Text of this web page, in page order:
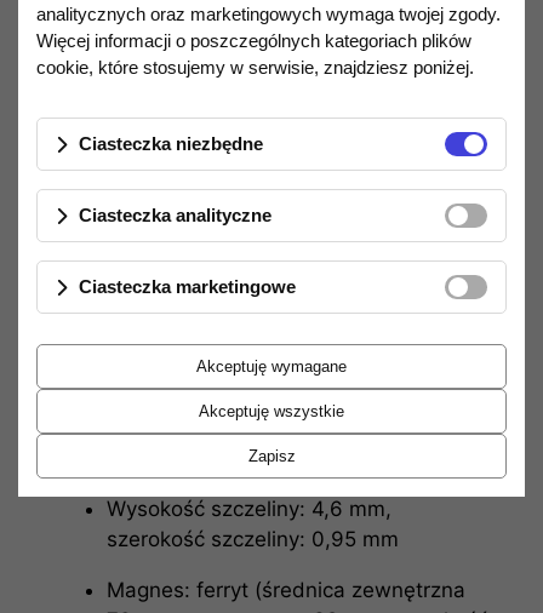
Hz
Moc nominalna: 60 W (przed filtrem) /
Moc maksymalna: 90 W / 25 W
Częstotliwość rezonansowa FS: 650
Hz
Rekomendowana częstotliwość
podziału: 1 000 Hz
Rezystancja cewki: 7 Ω
Wysokość cewki: 6,4 mm
Średnica rdzenia cewki: 20 mm
Wysokość szczeliny: 4,6 mm,
szerokość szczeliny: 0,95 mm
Magnes: ferryt (średnica zewnętrzna
analitycznych oraz marketingowych wymaga twojej zgody.
Więcej informacji o poszczególnych kategoriach plików
cookie, które stosujemy w serwisie, znajdziesz poniżej.
Ciasteczka niezbędne
Ciasteczka analityczne
Ciasteczka marketingowe
Akceptuję wymagane
Akceptuję wszystkie
Zapisz